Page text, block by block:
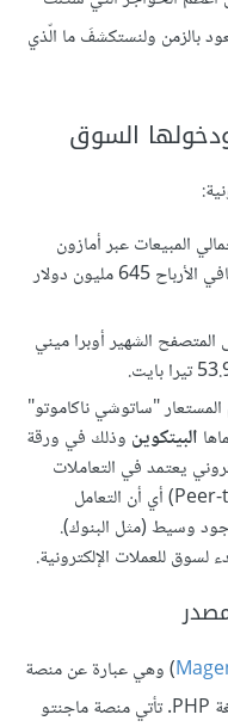
بالزمن ولنستكشفَ ما الّذي
المبيعات عبر أمازون
19.17 مليار دولار أمريكي. وبلغ صافي الأرباح 645 مليون دولار
المتصفح الشهير أوبرا ميني
"ساتوشي ناكاموتو"
البيتكوين وذلك في ورقة
يعتمد في التعاملات
المالية على مبدأ الند للند (Peer-to-Peer) أي أن التعامل
وسيط (مثل البنوك).
لسوق للعملات الإلكترونية.
) وهي عبارة عن منصة
تجارة إلكترونية مفتوحة المصدر مكتوبة بلغة PHP. تأتي منصة ماجنتو